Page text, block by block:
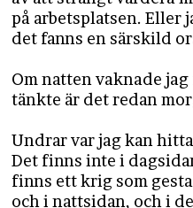
på arbetsplatsen. Eller
det fanns en särskild
Om natten vaknade
tänkte är det redan
Undrar var jag kan
Det finns inte i
finns ett krig som
och i nattsidan, och i